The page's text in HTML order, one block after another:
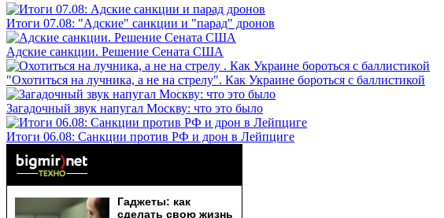
Итоги 07.08: "Адские" санкции и "парад" дронов
Адские санкции. Решение Сената США
"Охотиться на лучника, а не на стрелу". Как Украине бороться с баллистикой
Загадочный звук напугал Москву: что это было
Итоги 06.08: Санкции против РФ и дрон в Лейпциге